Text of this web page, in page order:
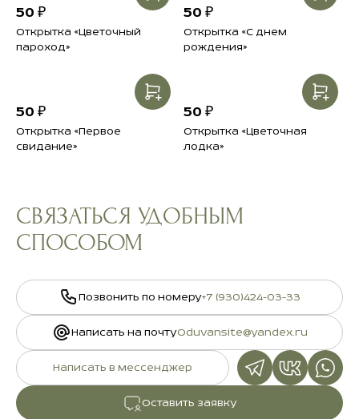
подрезайте стебли.
Наслаждайтесь своим букетом.
Подробнее в разделе
Инструкция свежести
Открытка «Цветочный
пароход»
50 ₽
Открытка «С днем
рождения»
50 ₽
Открытка «Первое
свидание»
50 ₽
Открытка «Цветочная
лодка»
50 ₽
СВЯЗАТЬСЯ УДОБНЫМ
СПОСОБОМ
Позвонить по номеру+7 (930)424-03-33
Написать на почтуOduvansite@yandex.ru
Написать в мессенджер
Оставить заявку